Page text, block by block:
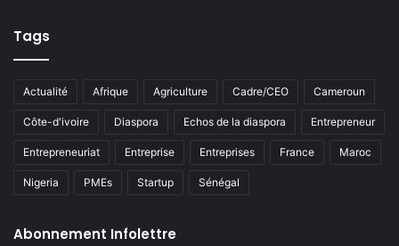
Tags
Actualité Afrique Agriculture Cadre/CEO Cameroun
Côte-d'ivoire Diaspora Echos de la diaspora Entrepreneur
Entrepreneuriat Entreprise Entreprises France Maroc
Nigeria PMEs Startup Sénégal
Abonnement Infolettre